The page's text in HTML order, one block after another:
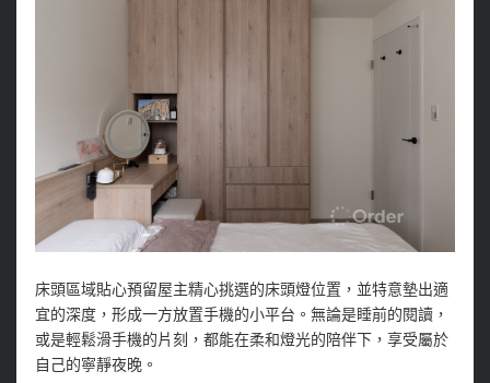
床頭區域貼心預留屋主精心挑選的床頭燈位置，並特意墊出適
宜的深度，形成一方放置手機的小平台。無論是睡前的閱讀，
或是輕鬆滑手機的片刻，都能在柔和燈光的陪伴下，享受屬於
自己的寧靜夜晚。